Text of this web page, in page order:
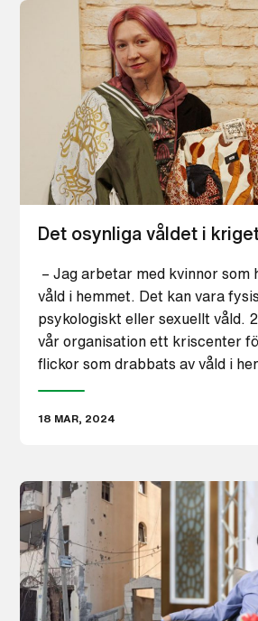
Det osynliga våldet i
– Jag arbetar med kvinnor som
våld i hemmet. Det kan vara
psykologiskt eller sexuellt våld.
vår organisation ett kriscenter
flickor som drabbats av våld i
18 MAR, 2024